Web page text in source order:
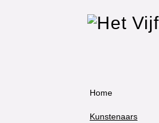
Home
Kunstenaars